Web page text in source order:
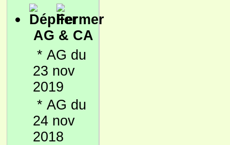
AG & CA
* AG du
23 nov
2019
* AG du
24 nov
2018